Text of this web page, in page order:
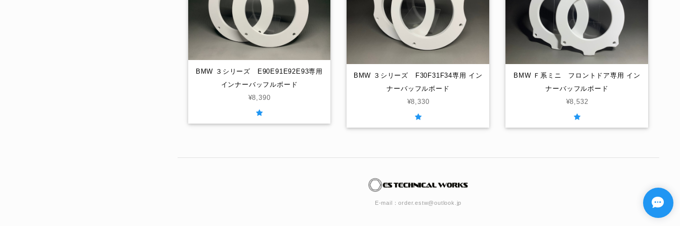
BMW ３シリーズ E90E91E92E93専用
インナーバッフルボード
¥8,390
BMW ３シリーズ F30F31F34専用 イン
ナーバッフルボード
¥8,330
BMW Ｆ系ミニ フロントドア専用 イン
ナーバッフルボード
¥8,532
E-mail：order.estw@outlook.jp